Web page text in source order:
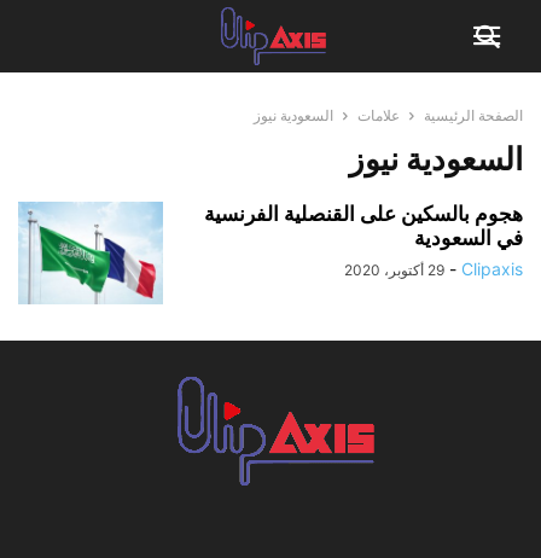
الصفحة الرئيسية علامات السعودية نيوز
السعودية نيوز
هجوم بالسكين على القنصلية الفرنسية
في السعودية
Clipaxis
- 29 أكتوبر، 2020